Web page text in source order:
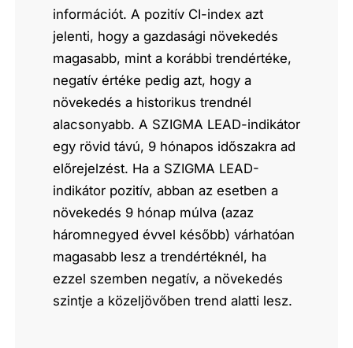
információt. A pozitív CI-index azt
jelenti, hogy a gazdasági növekedés
magasabb, mint a korábbi trendértéke,
negatív értéke pedig azt, hogy a
növekedés a historikus trendnél
alacsonyabb. A SZIGMA LEAD-indikátor
egy rövid távú, 9 hónapos időszakra ad
előrejelzést. Ha a SZIGMA LEAD-
indikátor pozitív, abban az esetben a
növekedés 9 hónap múlva (azaz
háromnegyed évvel később) várhatóan
magasabb lesz a trendértéknél, ha
ezzel szemben negatív, a növekedés
szintje a közeljövőben trend alatti lesz.